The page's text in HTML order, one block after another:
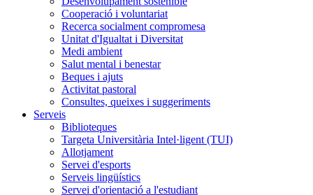
Cooperació i voluntariat
Recerca socialment compromesa
Unitat d'Igualtat i Diversitat
Medi ambient
Salut mental i benestar
Beques i ajuts
Activitat pastoral
Consultes, queixes i suggeriments
Serveis
Biblioteques
Targeta Universitària Intel·ligent (TUI)
Allotjament
Servei d'esports
Serveis lingüístics
Servei d'orientació a l'estudiant